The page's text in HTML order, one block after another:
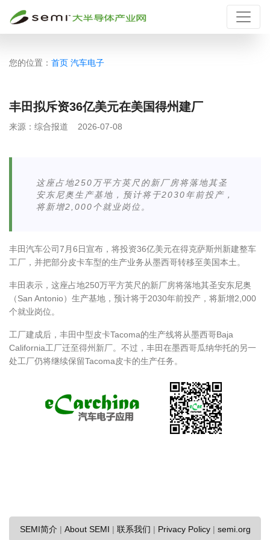
您的位置： 首页 汽车电子
丰田拟斥资36亿美元在美国得州建厂
来源： 综合报道 2026-07-08
这座占地250万平方英尺的新厂房将落地其圣
安东尼奥生产基地，预计将于2030年前投产，
将新增2,000个就业岗位。
丰田汽车公司7月6日宣布，将投资36亿美元在得克萨斯州新建整车
工厂，并把部分皮卡车型的生产业务从墨西哥转移至美国本土。
丰田表示，这座占地250万平方英尺的新厂房将落地其圣安东尼奥
（San Antonio）生产基地，预计将于2030年前投产，将新增2,000
个就业岗位。
工厂建成后，丰田中型皮卡Tacoma的生产线将从墨西哥Baja
California工厂迁至得州新厂。不过，丰田在墨西哥瓜纳华托的另一
处工厂仍将继续保留Tacoma皮卡的生产任务。
SEMI简介 | About SEMI | 联系我们 | Privacy Policy| semi.org